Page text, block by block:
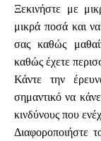
Ξεκινήστε με
μικρά ποσά και
σας καθώς
καθώς έχετε
Κάντε την
σημαντικό να
κινδύνους που
Διαφοροποιήστε